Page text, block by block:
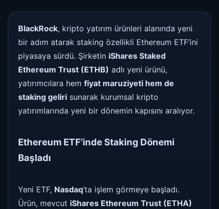
BlackRock, kripto yatırım ürünleri alanında yeni
bir adım atarak staking özellikli Ethereum ETF’ini
piyasaya sürdü. Şirketin iShares Staked
Ethereum Trust (ETHB) adlı yeni ürünü,
yatırımcılara hem fiyat maruziyeti hem de
staking geliri sunarak kurumsal kripto
yatırımlarında yeni bir dönemin kapısını aralıyor.
Ethereum ETF’inde Staking Dönemi
Başladı
Yeni ETF, Nasdaq’ta işlem görmeye başladı.
Ürün, mevcut iShares Ethereum Trust (ETHA)